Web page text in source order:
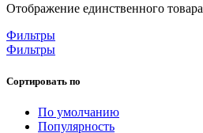
Отображение единственного товара
Фильтры
Фильтры
Сортировать по
По умолчанию
Популярность